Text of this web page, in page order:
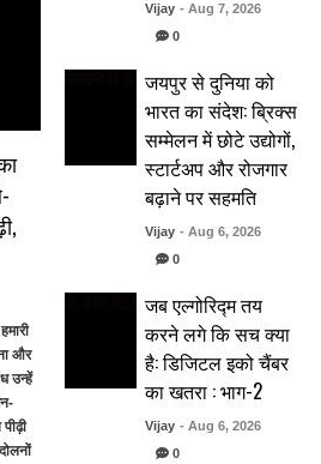
और
उन्हें
Vijay - Aug 7, 2026
0
जयपुर से दुनिया को
भारत का संदेश: ब्रिक्स
सम्मेलन में छोटे उद्योगों,
स्टार्टअप और रोजगार
बढ़ाने पर सहमति
Vijay - Aug 6, 2026
0
जब एल्गोरिद्म तय
करने लगे कि सच क्या
है: डिजिटल इको चैंबर
का खतरा : भाग-2
Vijay - Aug 6, 2026
0